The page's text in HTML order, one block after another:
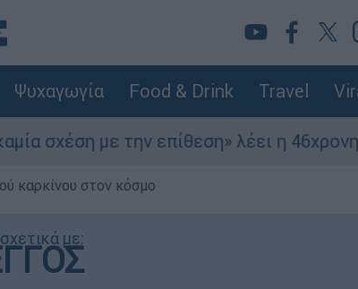
Ψυχαγωγία Food & Drink Travel
επίθεση» λέει η 46χρονη - Τι
καρκίνου στον κόσμο
με: